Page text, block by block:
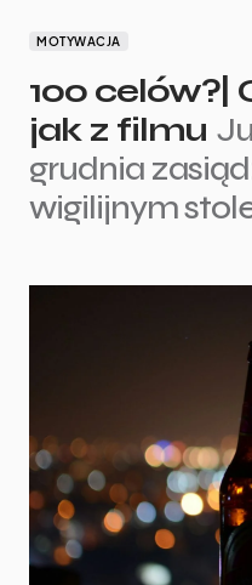
MOTYWACJA
100 celów?|
jak z filmu
grudnia
wigilijnym